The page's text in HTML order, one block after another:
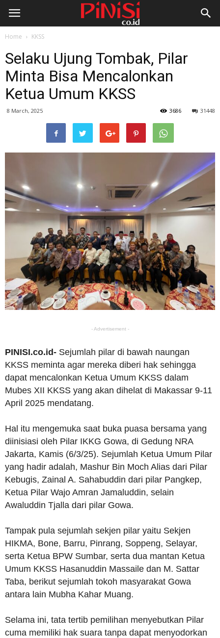
Home KKSS
Selaku Ujung Tombak, Pilar
Minta Bisa Mencalonkan
Ketua Umum KKSS
8 March, 2025 31448
3686
- Advertisement -
PINISI.co.id- Sejumlah pilar di bawah naungan
KKSS meminta agar mereka diberi hak sehingga
dapat mencalonkan Ketua Umum KKSS dalam
Mubes XII KKSS yang akan dihelat di Makassar 9-11
April 2025 mendatang.
Hal itu mengemuka saat buka puasa bersama yang
diinisiasi oleh Pilar IKKG Gowa, di Gedung NRA
Jakarta, Kamis (6/3/25). Sejumlah Ketua Umum Pilar
yang hadir adalah, Mashur Bin Moch Alias dari Pilar
Kebugis, Zainal A. Sahabuddin dari pilar Pangkep,
Ketua Pilar Wajo Amran Jamaluddin, selain
Awaluddin Tjalla dari pilar Gowa.
Tampak pula sejumlah sekjen pilar yaitu Sekjen
HIKMA, Bone, Barru, Pinrang, Soppeng, Selayar,
serta Ketua BPW Sumbar, serta dua mantan Ketua
Umum KKSS Hasanuddin Massaile dan M. Sattar
Taba, berikut sejumlah tokoh masyarakat Gowa
antara lain Mubha Kahar Muang.
Selama ini, tata tertib pemilihan menyebutkan Pilar
cuma memiliki hak suara tanpa dapat menyodorkan